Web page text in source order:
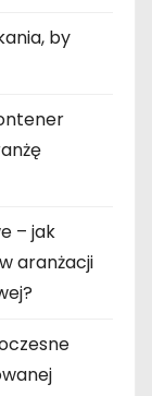
by
– jak
aranżacji